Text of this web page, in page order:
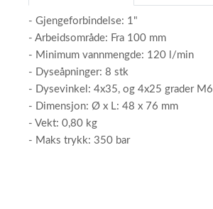
- Gjengeforbindelse: 1"
- Arbeidsområde: Fra 100 mm
- Minimum vannmengde: 120 l/min
- Dyseåpninger: 8 stk
- Dysevinkel: 4x35, og 4x25 grader M6
- Dimensjon: Ø x L: 48 x 76 mm
- Vekt: 0,80 kg
- Maks trykk: 350 bar